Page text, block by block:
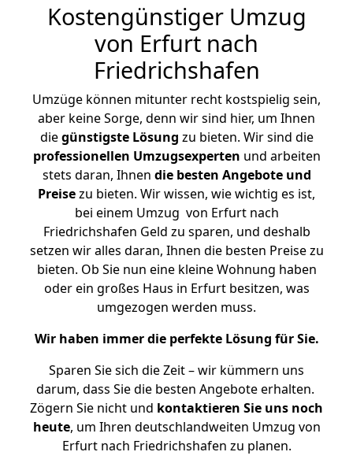
Kostengünstiger Umzug
von Erfurt nach
Friedrichshafen
Umzüge können mitunter recht kostspielig sein,
aber keine Sorge, denn wir sind hier, um Ihnen
diegünstigste Lösung zu bieten. Wir sind die
professionellen Umzugsexperten und arbeiten
stets daran, Ihnen die besten Angebote und
Preisezu bieten. Wir wissen, wie wichtig es ist,
bei einem Umzug von Erfurt nach
Friedrichshafen Geld zu sparen, und deshalb
setzen wir alles daran, Ihnen die besten Preise zu
bieten. Ob Sie nun eine kleine Wohnung haben
oder ein großes Haus in Erfurt besitzen, was
umgezogen werden muss.
Wir haben immer die perfekte Lösung für Sie.
Sparen Sie sich die Zeit – wir kümmern uns
darum, dass Sie die besten Angebote erhalten.
Zögern Sie nicht und kontaktieren Sie uns noch
heute, um Ihren deutschlandweiten Umzug von
Erfurt nach Friedrichshafen zu planen.